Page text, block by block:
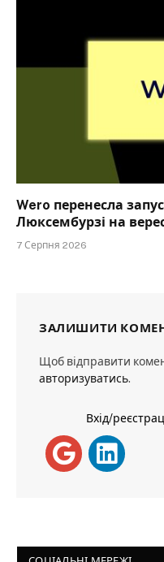
Wero перенесла
Люксембурзі на
7 Серпня 2026
ЗАЛИШИТИ
Щоб відправити
авторизуватись.
Вхід/